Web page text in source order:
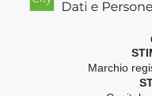
Marchio